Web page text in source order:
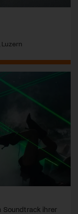
Soundtrack ihrer